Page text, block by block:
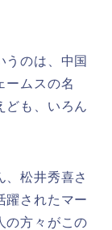
うのは、中国
ームスの名
ども、いろん
、松井秀喜さ
躍されたマー
の方々がこの